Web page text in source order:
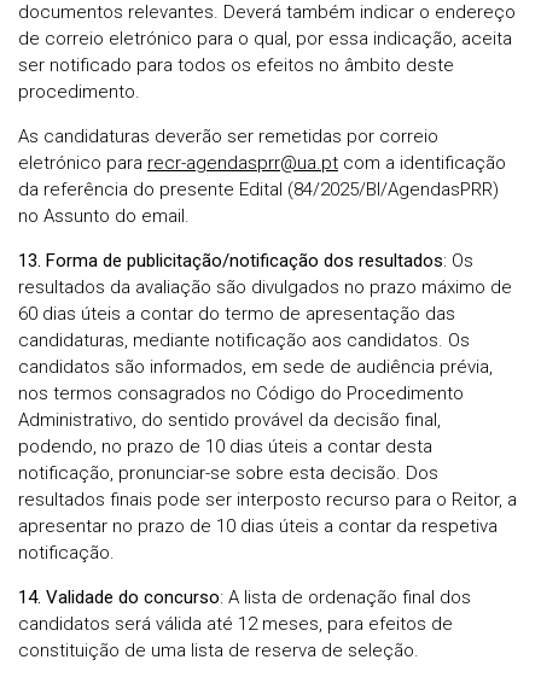
documentos relevantes. Deverá também indicar o endereço
de correio eletrónico para o qual, por essa indicação, aceita
ser notificado para todos os efeitos no âmbito deste
procedimento.
As candidaturas deverão ser remetidas por correio
eletrónico para recr-agendasprr@ua.pt com a identificação
da referência do presente Edital (84/2025/BI/AgendasPRR)
no Assunto do email.
13. Forma de publicitação/notificação dos resultados: Os
resultados da avaliação são divulgados no prazo máximo de
60 dias úteis a contar do termo de apresentação das
candidaturas, mediante notificação aos candidatos. Os
candidatos são informados, em sede de audiência prévia,
nos termos consagrados no Código do Procedimento
Administrativo, do sentido provável da decisão final,
podendo, no prazo de 10 dias úteis a contar desta
notificação, pronunciar-se sobre esta decisão. Dos
resultados finais pode ser interposto recurso para o Reitor, a
apresentar no prazo de 10 dias úteis a contar da respetiva
notificação.
14. Validade do concurso: A lista de ordenação final dos
candidatos será válida até 12 meses, para efeitos de
constituição de uma lista de reserva de seleção.